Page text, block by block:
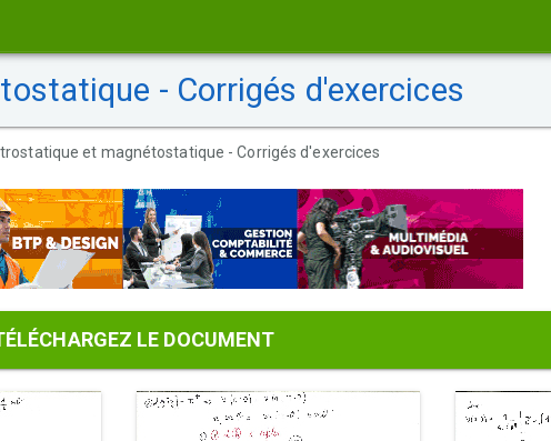
- Corrigés d'exercices
et magnétostatique - Corrigés d'exercices
LE DOCUMENT